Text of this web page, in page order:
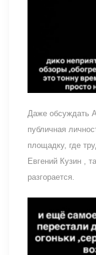
Даже обсуждать
публичная
площадку, где
Евгений Кузин ,
разгорается.